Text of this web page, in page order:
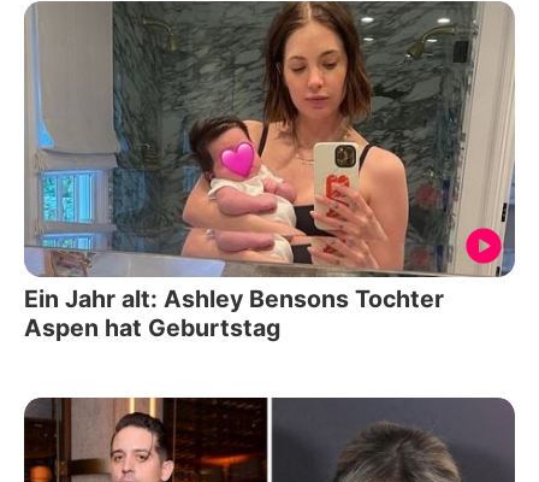
Ein Jahr alt: Ashley Bensons Tochter
Aspen hat Geburtstag